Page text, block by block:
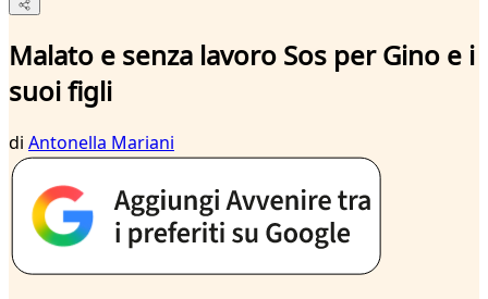
Malato e senza lavoro Sos per Gino e i
suoi figli
di Antonella Mariani